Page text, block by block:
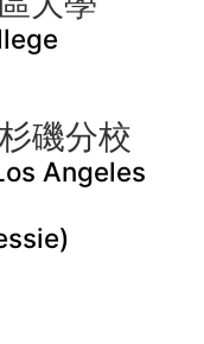
磯分校
Angeles